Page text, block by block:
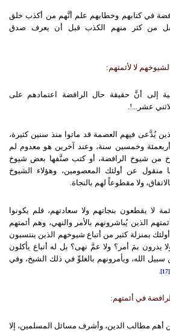
في كتابهم وخطابهم علم أنَّهم من أكذب خلق
من كثر منهم الكذب قبل أن يعرف صدق
لا لأئمتهم:
إلى أنَّ حقيقة حال الرافضة اعتمادهم على
عشر...!.
يُدَّعى فيهم العصمة قد ماتوا منذ سنين كثيرة،
وخمسين سنة، وعند آخرين هو معدوم لم
من شيوخ الرافضة، أو كتب صنَّفها بعض شيوخ
منقول عن أولئك المعصومين، وهؤلاء الشيوخ
ولا مقطوعاً لهم بالنجاة.
لا يقطعون بنجاتهم ولا سعادتهم، فلم يكونوا
الذين يُباشرونهم بالأمر والنهي، وهم أئمتهم
بمنزلة كثير من أتباع شيوخهم الذين ينتسبون
بمَ أمر؟ ولا عمَّ نهى؟ بل له أتباع يأكلون
الله، ويأمرونهم بالغلوِّ في ذلك الشيخ، وفي
[17]
في أئمتهم:
أهم مطالب الدين، وأشرف مسائل المسلمين، إلا